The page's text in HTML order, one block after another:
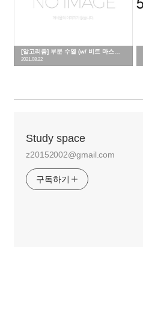
[알고리즘] 부분 수열 (w/ 비트 마스크) - 파이썬
2021.08.22
Study space
z20152002@gmail.com
구독하기